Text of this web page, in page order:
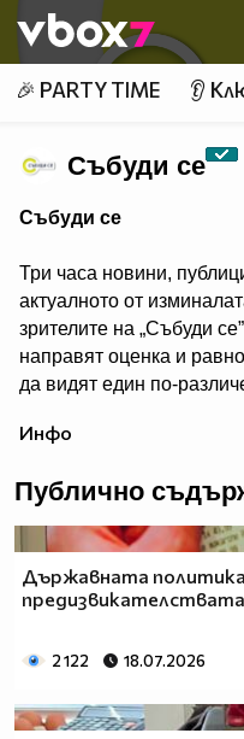
👾
🎉 PARTY TIME 👂
Събуди се
Събуди се
Три часа новини,
актуалното от
зрителите на „Събуди
направят оценка и
да видят един по-
Инфо
Публично
Държавната
2 122 18.07.2026